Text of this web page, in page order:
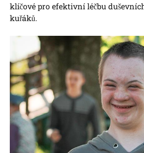
klíčové pro efektivní léčbu
kuřáků.